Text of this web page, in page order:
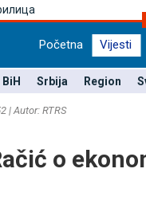
Početna Vijesti
BiH Srbija Region
| Autor: RTRS
o